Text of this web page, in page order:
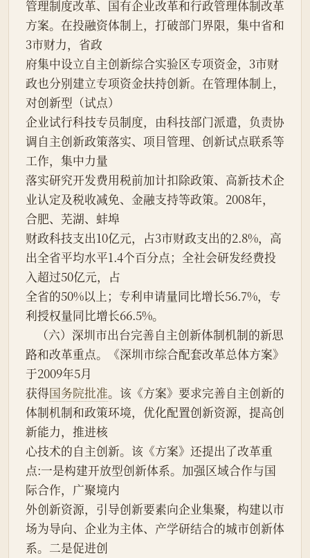
管理制度改革、国有企业改革和行政管理体制改革
方案。在投融资体制上，打破部门界限，集中省和
3市财力，省政
府集中设立自主创新综合实验区专项资金，3市财
政也分别建立专项资金扶持创新。在管理体制上，
对创新型（试点）
企业试行科技专员制度，由科技部门派遣，负责协
调自主创新政策落实、项目管理、创新试点联系等
工作，集中力量
落实研究开发费用税前加计扣除政策、高新技术企
业认定及税收减免、金融支持等政策。2008年，
合肥、芜湖、蚌埠
财政科技支出10亿元，占3市财政支出的2.8%，高
出全省平均水平1.4个百分点；全社会研发经费投
入超过50亿元，占
全省的50%以上；专利申请量同比增长56.7%，专
利授权量同比增长66.5%。
路和改革重点。《深圳市综合配套改革总体方案》
于2009年5月
获得国务院批准。该《方案》要求完善自主创新的
体制机制和政策环境，优化配置创新资源，提高创
新能力，推进核
心技术的自主创新。该《方案》还提出了改革重
点:一是构建开放型创新体系。加强区域合作与国
际合作，广聚境内
外创新资源，引导创新要素向企业集聚，构建以市
场为导向、企业为主体、产学研结合的城市创新体
系。二是促进创